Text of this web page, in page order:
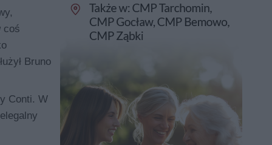
coś
Bruno
Conti. W